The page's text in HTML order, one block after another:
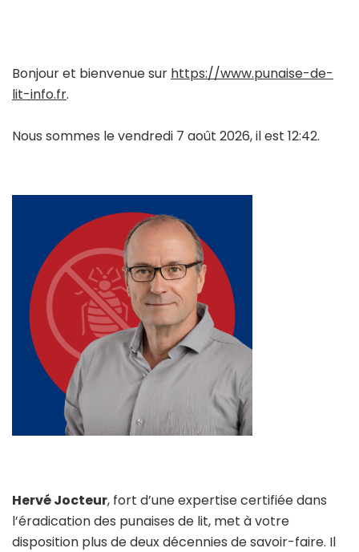
Bonjour et bienvenue sur https://www.punaise-de-
lit-info.fr.
Nous sommes le vendredi 7 août 2026, il est 12:42.
Hervé Jocteur, fort d’une expertise certifiée dans
l’éradication des punaises de lit, met à votre
disposition plus de deux décennies de savoir-faire. Il